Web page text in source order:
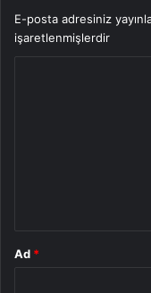
E-posta adresiniz
işaretlenmişlerdir
Ad *